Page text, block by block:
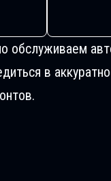
обслуживаем
в